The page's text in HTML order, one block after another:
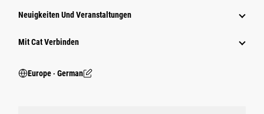
Neuigkeiten Und Veranstaltungen
Mit Cat Verbinden
Europe ‧ German